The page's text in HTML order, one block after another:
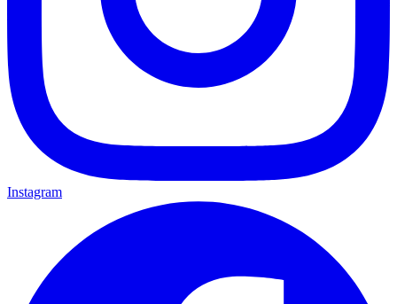
Instagram